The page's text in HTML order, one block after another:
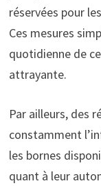
réservées pour
Ces mesures
quotidienne de
attrayante.
Par ailleurs, des
constamment
les bornes
quant à leur